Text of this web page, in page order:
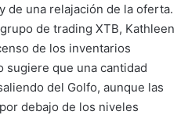
de una relajación de la oferta.
de trading XTB, Kathleen
de los inventarios
que una cantidad
del Golfo, aunque las
debajo de los niveles